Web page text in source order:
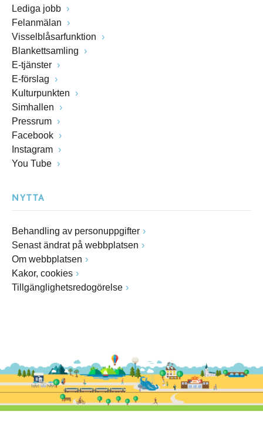
Lediga jobb
Felanmälan
Visselblåsarfunktion
Blankettsamling
E-tjänster
E-förslag
Kulturpunkten
Simhallen
Pressrum
Facebook
Instagram
You Tube
NYTTA
Behandling av personuppgifter
Senast ändrat på webbplatsen
Om webbplatsen
Kakor, cookies
Tillgänglighetsredogörelse